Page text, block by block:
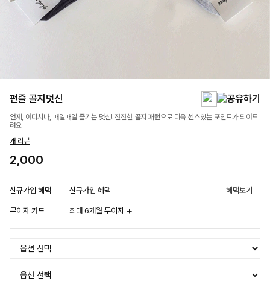
펀즐 골지덧신
언제, 어디서나, 매일매일 즐기는 덧신! 잔잔한 골지 패턴으로 더욱 센스있는 포인트가 되어드
려요
개 리뷰
2,000
신규가입 혜택 신규가입 혜택 혜택보기
무이자 카드 최대 6개월 무이자